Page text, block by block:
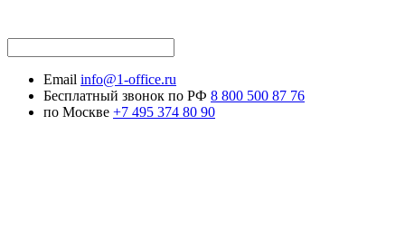
Email info@1-office.ru
Бесплатный звонок по РФ 8 800 500 87 76
по Москве +7 495 374 80 90